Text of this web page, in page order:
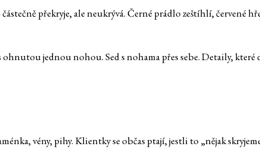
překryje, ale neukrývá. Černé prádlo zeštíhlí, červené
jednou nohou. Sed s nohama přes sebe. Detaily, které
vény, pihy. Klientky se občas ptají, jestli to „nějak